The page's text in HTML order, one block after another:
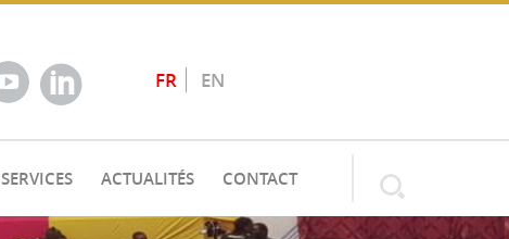
FR EN
SERVICES ACTUALITÉS CONTACT